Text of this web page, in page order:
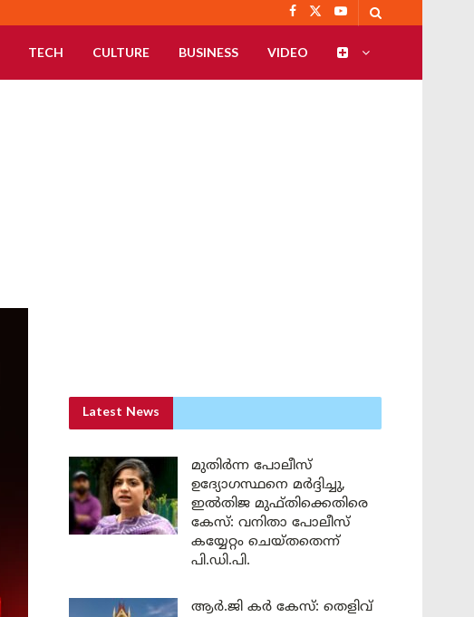
TECH CULTURE BUSINESS VIDEO
Latest News
മുതിർന്ന പോലീസ്
ഉദ്യോഗസ്ഥനെ മർദ്ദിച്ചു,
ഇൽതിജ മുഫ്തിക്കെതിരെ
കേസ്: വനിതാ പോലീസ്
കയ്യേറ്റം ചെയ്തതെന്ന്
പി.ഡി.പി.
ആർ.ജി കർ കേസ്: തെളിവ്